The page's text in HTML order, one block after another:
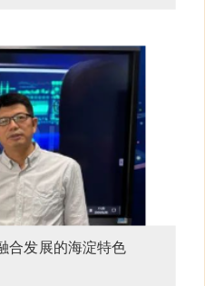
合发展的海淀特色